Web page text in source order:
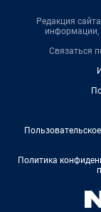
Редакция
информации,
Связаться
Политика